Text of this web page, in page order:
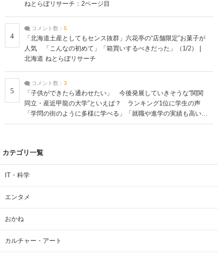
ねとらぼリサーチ：2ページ目
4
コメント数： 5
「北海道土産としてもセンス抜群」六花亭の“店舗限定”お菓子が
人気 「こんなの初めて」「箱買いするべきだった」（1/2） |
北海道 ねとらぼリサーチ
5
コメント数： 3
「子供ができたら通わせたい」 今後発展していきそうな“関関
同立・産近甲龍の大学”といえば？ ランキング1位に学生の声
「学問の街のように多様に学べる」「就職や進学の実績も高い」
| 大学 ねとらぼリサーチ
カテゴリ一覧
IT・科学
エンタメ
おかね
カルチャー・アート